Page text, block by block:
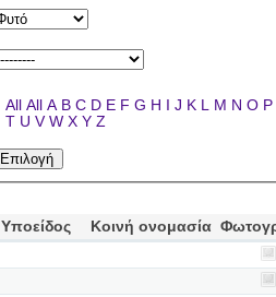
All All A B C D E F G H I J K L M N O P
T U V W X Y Z
Υποείδος Κοινή ονομασία